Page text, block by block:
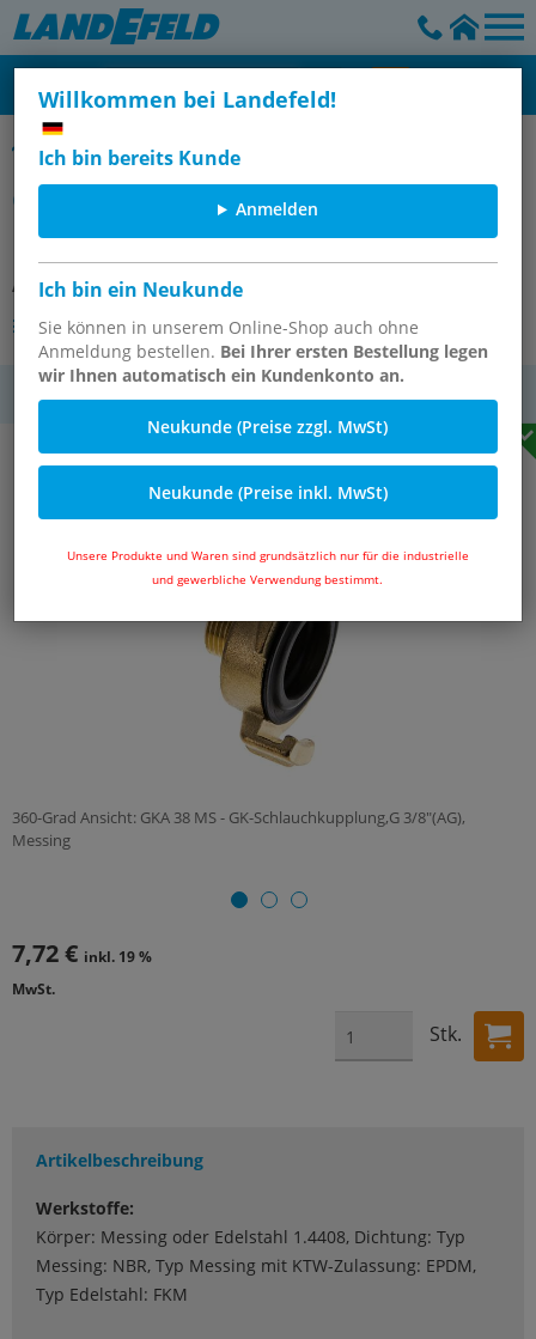
Willkommen bei Landefeld!
Ich bin bereits Kunde
Anmelden
Ich bin ein Neukunde
Sie können in unserem Online-Shop auch ohne
Anmeldung bestellen. Bei Ihrer ersten Bestellung legen
wir Ihnen automatisch ein Kundenkonto an.
Neukunde (Preise zzgl. MwSt)
Neukunde (Preise inkl. MwSt)
Unsere Produkte und Waren sind grundsätzlich nur für die industrielle
und gewerbliche Verwendung bestimmt.
Gartenschlauch-Schnellkupplungen mit Außengewinde, 40 mm
GK-Schlauchkupplung,G 3/8"(AG),
Messing
Artikelnummer: GKA 38 MS
Andere Varianten des Artikels
MwSt.
360-Grad Ansicht: GKA 38 MS - GK-Schlauchkupplung,G 3/8"(AG),
Messing
7,72 € inkl. 19 %
MwSt.
Stk.
Artikelbeschreibung
Werkstoffe:
Körper: Messing oder Edelstahl 1.4408, Dichtung: Typ
Messing: NBR, Typ Messing mit KTW-Zulassung: EPDM,
Typ Edelstahl: FKM